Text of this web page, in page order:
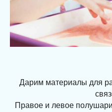
Дарим материалы для
Правое и левое